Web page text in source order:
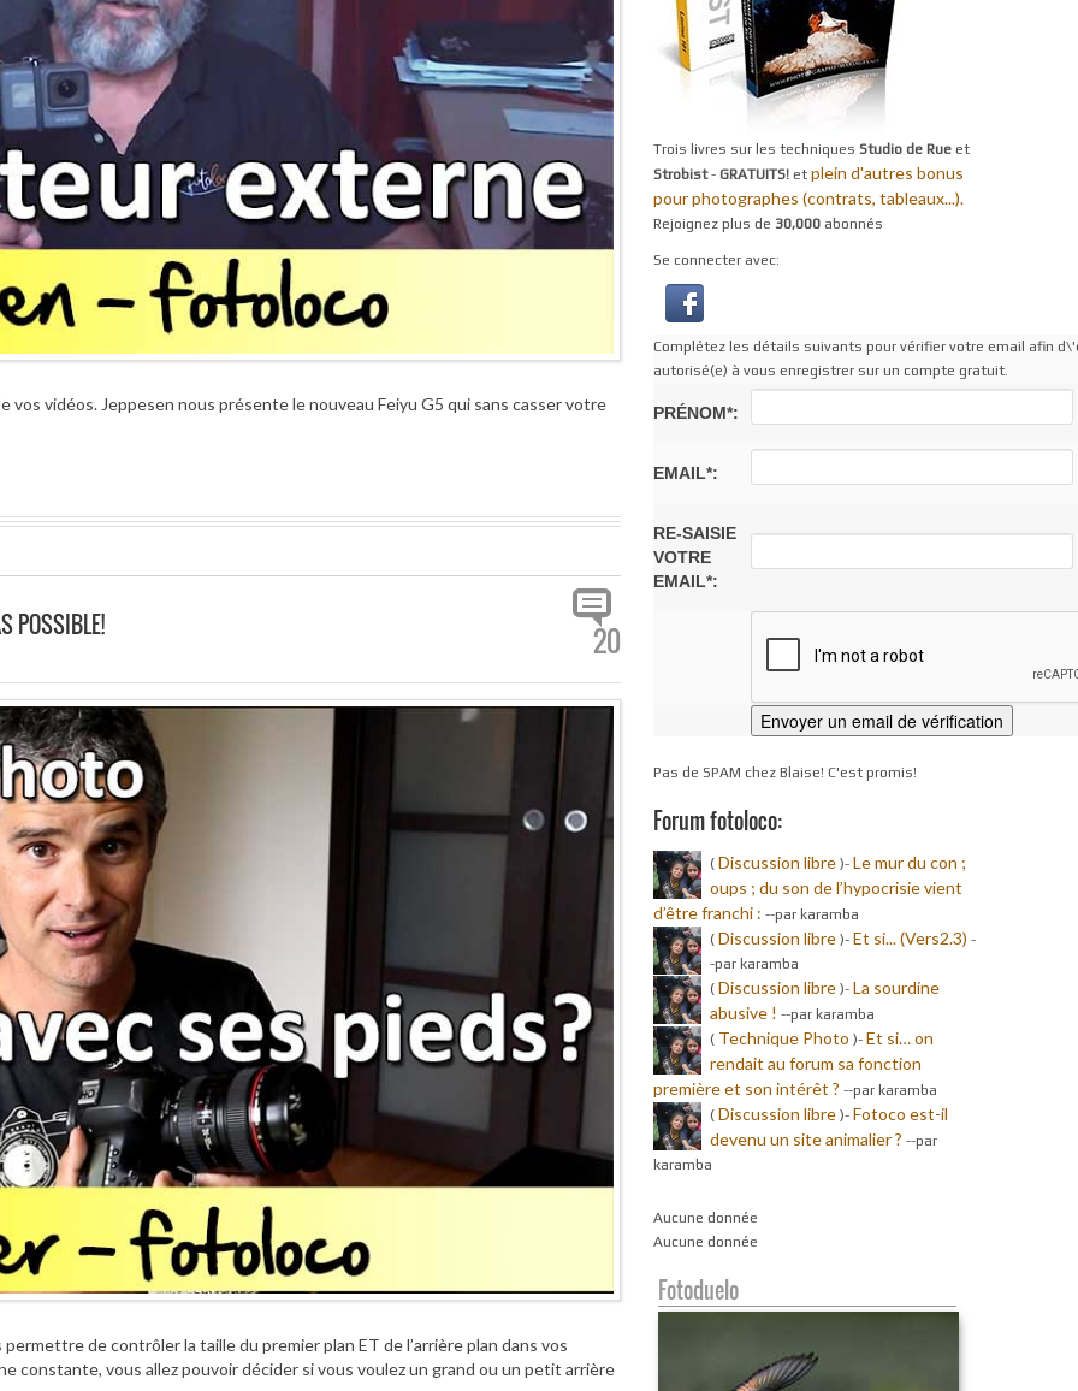
vidéos. Jeppesen nous présente le nouveau Feiyu G5 qui sans casser votre
POSSIBLE! 20
de contrôler la taille du premier plan ET de l’arrière plan dans vos
constante, vous allez pouvoir décider si vous voulez un grand ou un petit arrière
Trois livres sur les techniques Studio de Rueet
Strobist- GRATUITS! et plein d'autres bonus
pour photographes (contrats, tableaux...).
Rejoignez plus de 30,000abonnés
Se connecter avec:
Complétez les détails suivants pour vérifier votre email afin
autorisé(e) à vous enregistrer sur un compte gratuit.
PRÉNOM*:
EMAIL*:
RE-SAISIE
VOTRE
EMAIL*:
Pas de SPAM chez Blaise! C'est promis!
Forum fotoloco:
( Discussion libre)- Le mur du con ;
oups ; du son de l’hypocrisie vient
d’être franchi : --par karamba
( Discussion libre)- Et si... (Vers2.3) -
-par karamba
( Discussion libre)- La sourdine
abusive ! --par karamba
( Technique Photo )- Et si… on
rendait au forum sa fonction
première et son intérêt ? --par karamba
( Discussion libre)- Fotoco est-il
devenu un site animalier ? --par
karamba
Aucune donnée
Aucune donnée
Fotoduelo